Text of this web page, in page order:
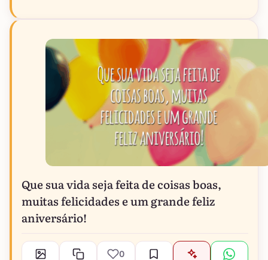
Que sua vida seja feita de coisas boas,
muitas felicidades e um grande feliz
aniversário!
0